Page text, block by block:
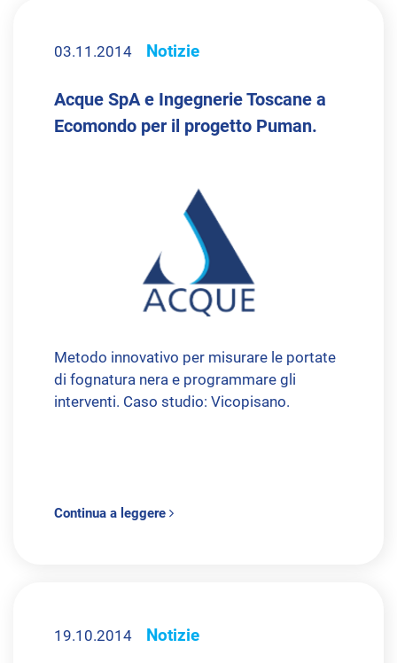
03.11.2014 Notizie
Acque SpA e Ingegnerie Toscane a
Ecomondo per il progetto Puman.
Metodo innovativo per misurare le portate
di fognatura nera e programmare gli
interventi. Caso studio: Vicopisano.
Continua a leggere
19.10.2014 Notizie